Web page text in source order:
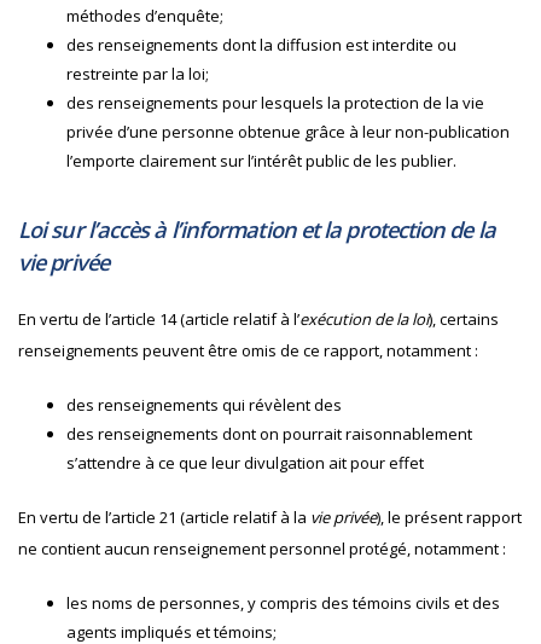
méthodes d’enquête;
des renseignements dont la diffusion est interdite ou
restreinte par la loi;
des renseignements pour lesquels la protection de la vie
privée d’une personne obtenue grâce à leur non-publication
l’emporte clairement sur l’intérêt public de les publier.
Loi sur l’accès à l’information et la protection de la
vie privée
En vertu de l’article 14 (article relatif à l’exécution de la loi), certains
renseignements peuvent être omis de ce rapport, notamment :
des renseignements qui révèlent des
des renseignements dont on pourrait raisonnablement
s’attendre à ce que leur divulgation ait pour effet
En vertu de l’article 21 (article relatif à la vie privée), le présent rapport
ne contient aucun renseignement personnel protégé, notamment :
les noms de personnes, y compris des témoins civils et des
agents impliqués et témoins;